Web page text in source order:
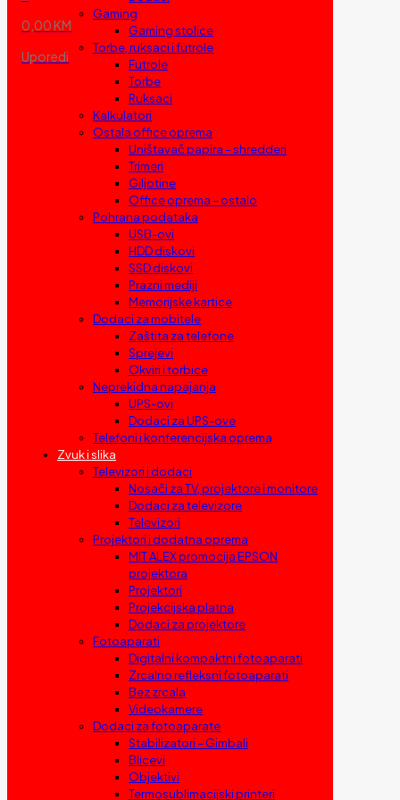
0,00 KM
Uporedi
Gaming
Gaming stolice
Torbe, ruksaci i futrole
Futrole
Torbe
Ruksaci
Kalkulatori
Ostala office oprema
Uništavač papira – shredderi
Trimeri
Giljotine
Office oprema – ostalo
Pohrana podataka
USB-ovi
HDD diskovi
SSD diskovi
Prazni mediji
Memorijske kartice
Dodaci za mobitele
Zaštita za telefone
Sprejevi
Okviri i torbice
Neprekidna napajanja
UPS-ovi
Dodaci za UPS-ove
Telefoni i konferencijska oprema
Zvuk i slika
Televizori i dodaci
Nosači za TV, projektore i monitore
Dodaci za televizore
Televizori
Projektori i dodatna oprema
MIT ALEX promocija EPSON
projektora
Projektori
Projekcijska platna
Dodaci za projektore
Fotoaparati
Digitalni kompaktni fotoaparati
Zrcalno refleksni fotoaparati
Bez zrcala
Videokamere
Dodaci za fotoaparate
Stabilizatori – Gimbali
Blicevi
Objektivi
Termosublimacijski printeri